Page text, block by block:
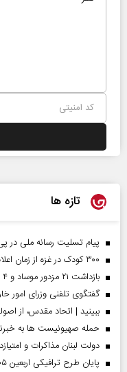
تازه ها
پیام تسلیت رسانه ملی در
۳۰۰ کودک در غزه از زمان اعلام آتش بس تا کنون کشته شدند
بازداشت ۲۱ مزدور موساد و ۴ شرور مسلح در استان کرمان
گفتگوی تلفنی وزرای امور
ببینید | اتحاد مقدس، از
حمله صهیونیست ها به
دولت لبنان مذاکرات و
پایان طرح ترافیکی اربعین ۱۴۰۵ پلیس راهور فراجا با ثبت ۶۷ میلیون تردد